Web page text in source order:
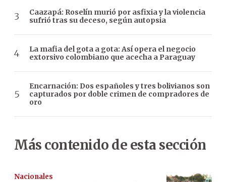
Caazapá: Roselín murió por asfixia y la violencia
sufrió tras su deceso, según autopsia
La mafia del gota a gota: Así opera el negocio
extorsivo colombiano que acecha a Paraguay
Encarnación: Dos españoles y tres bolivianos son
capturados por doble crimen de compradores de
oro
Más contenido de esta sección
Nacionales